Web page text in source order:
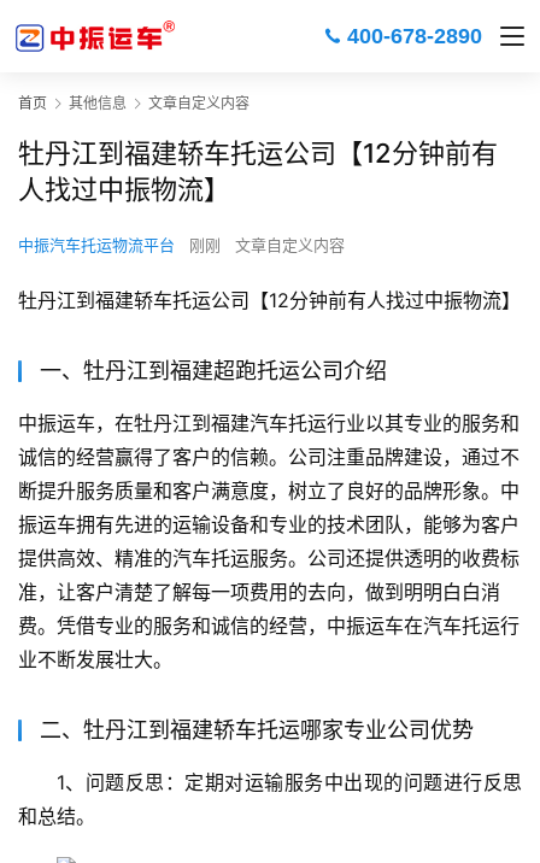
400-678-2890
首页 其他信息 文章自定义内容
牡丹江到福建轿车托运公司【12分钟前有
人找过中振物流】
中振汽车托运物流平台 刚刚 文章自定义内容
牡丹江到福建轿车托运公司【12分钟前有人找过中振物流】
一、牡丹江到福建超跑托运公司介绍
中振运车，在牡丹江到福建汽车托运行业以其专业的服务和
诚信的经营赢得了客户的信赖。公司注重品牌建设，通过不
断提升服务质量和客户满意度，树立了良好的品牌形象。中
振运车拥有先进的运输设备和专业的技术团队，能够为客户
提供高效、精准的汽车托运服务。公司还提供透明的收费标
准，让客户清楚了解每一项费用的去向，做到明明白白消
费。凭借专业的服务和诚信的经营，中振运车在汽车托运行
业不断发展壮大。
二、牡丹江到福建轿车托运哪家专业公司优势
1、问题反思：定期对运输服务中出现的问题进行反思
和总结。